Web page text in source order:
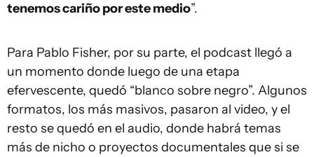
tenemos cariño por este medio”.
Para Pablo Fisher, por su parte, el podcast llegó a
un momento donde luego de una etapa
efervescente, quedó “blanco sobre negro”. Algunos
formatos, los más masivos, pasaron al video, y el
resto se quedó en el audio, donde habrá temas
más de nicho o proyectos documentales que si se